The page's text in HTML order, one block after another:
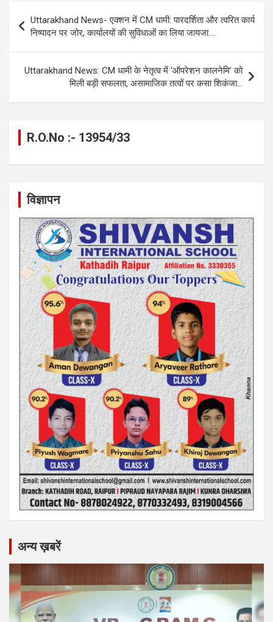
o
o
k
g
er
A
p
p
a
m
n
k
navigation
Uttarakhand News- एक्शन में CM धामी: पारदर्शिता और त्वरित कार्य
निष्पादन पर जोर, कार्यालयों की सुविधाओं का लिया जायजा….
Uttarakhand News: CM धामी के नेतृत्व में ‘ऑपरेशन कालनेमि’ को
मिली बड़ी सफलता, असामाजिक तत्वों पर कसा शिकंजा…
R.O.No :- 13954/33
विज्ञापन
अन्य ख़बरें